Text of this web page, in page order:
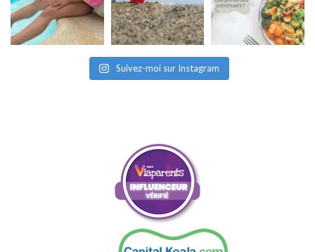
Suivez-moi sur Instagram